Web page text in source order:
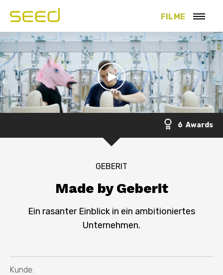
FILME
6 Awards
GEBERIT
Made by Geberit
Ein rasanter Einblick in ein ambitioniertes
Unternehmen.
Kunde: